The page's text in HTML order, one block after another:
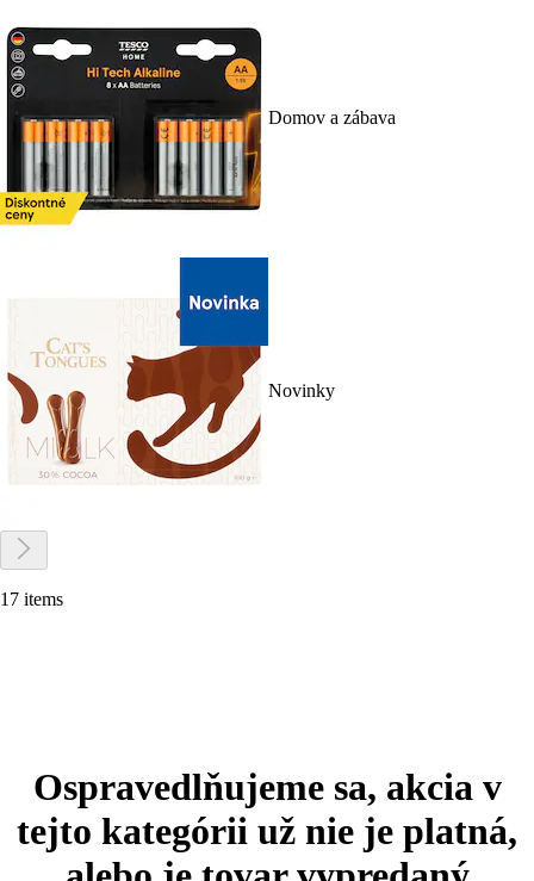
Domov a zábava
Novinky
17 items
Ospravedlňujeme sa, akcia v
tejto kategórii už nie je platná,